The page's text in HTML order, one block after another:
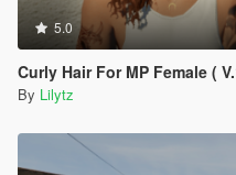
5.0
Curly Hair For MP Female (
By Lilytz